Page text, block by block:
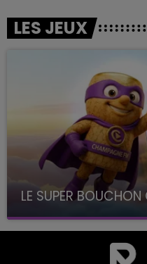
LES JEUX
LE SUPER
avec La Famille